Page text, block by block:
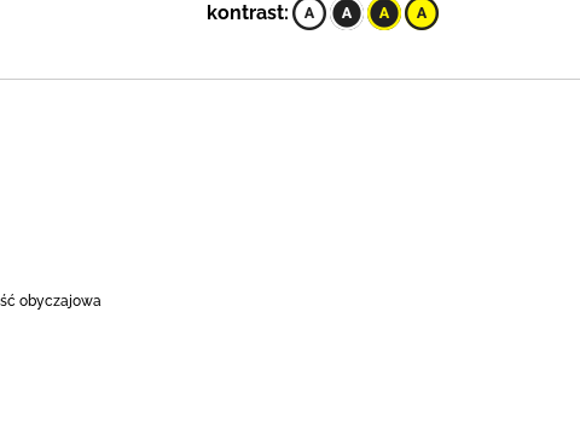
kontrast:
obyczajowa